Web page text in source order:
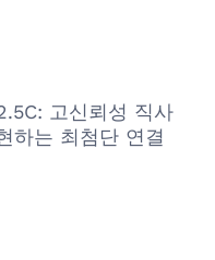
고신뢰성 직사
하는 최첨단 연결